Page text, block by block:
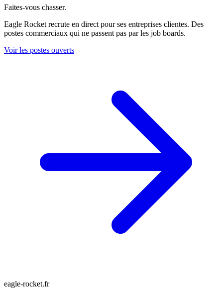
Faites-vous chasser.
Eagle Rocket recrute en direct pour ses entreprises clientes. Des
postes commerciaux qui ne passent pas par les job boards.
Voir les postes ouverts
eagle-rocket.fr